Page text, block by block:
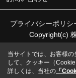
プライバシーポリシ
Copyright(c)
当サイトでは、お客様
して、クッキー（
詳しくは、当社の 「